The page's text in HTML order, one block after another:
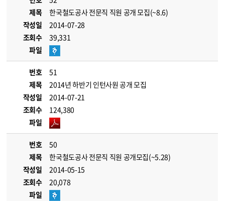
제목
한국철도공사 전문직 직원 공개 모집(~8.6)
작성일
2014-07-28
조회수
39,331
파일
번호
51
제목
2014년 하반기 인턴사원 공개 모집
작성일
2014-07-21
조회수
124,380
파일
번호
50
제목
한국철도공사 전문직 직원 공개모집(~5.28)
작성일
2014-05-15
조회수
20,078
파일